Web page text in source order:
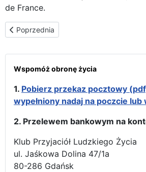
de France.
Poprzednia strona: Bluźnierczy napad
Poprzednia
Wspomóż obronę życia
1. Pobierz przekaz pocztowy
wypełniony nadaj na poczcie lub
2. Przelewem bankowym na
Klub Przyjaciół Ludzkiego Życia
ul. Jaśkowa Dolina 47/1a
80-286 Gdańsk